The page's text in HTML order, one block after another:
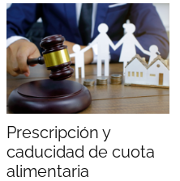
Prescripción y
caducidad de cuota
alimentaria